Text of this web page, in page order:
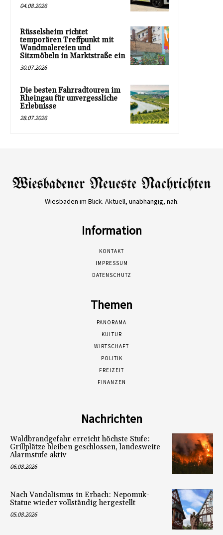
04.08.2026
Rüsselsheim richtet
temporären Treffpunkt mit
Wandmalereien und
Sitzmöbeln in Marktstraße ein
30.07.2026
Die besten Fahrradtouren im
Rheingau für unvergessliche
Erlebnisse
28.07.2026
Wiesbaden im Blick. Aktuell, unabhängig, nah.
Information
KONTAKT
IMPRESSUM
DATENSCHUTZ
Themen
PANORAMA
KULTUR
WIRTSCHAFT
POLITIK
FREIZEIT
FINANZEN
Nachrichten
Waldbrandgefahr erreicht höchste Stufe:
Grillplätze bleiben geschlossen, landesweite
Alarmstufe aktiv
06.08.2026
Nach Vandalismus in Erbach: Nepomuk-
Statue wieder vollständig hergestellt
05.08.2026